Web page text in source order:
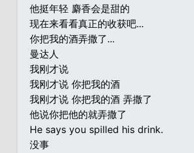
他挺年轻 麝香会是甜的
现在来看看真正的收获吧...
你把我的酒弄撒了...
曼达人
我刚才说
我刚才说 你把我的酒
我刚才说 你把我的酒 弄撒了
他说你把他的就弄撒了
He says you spilled his drink.
没事